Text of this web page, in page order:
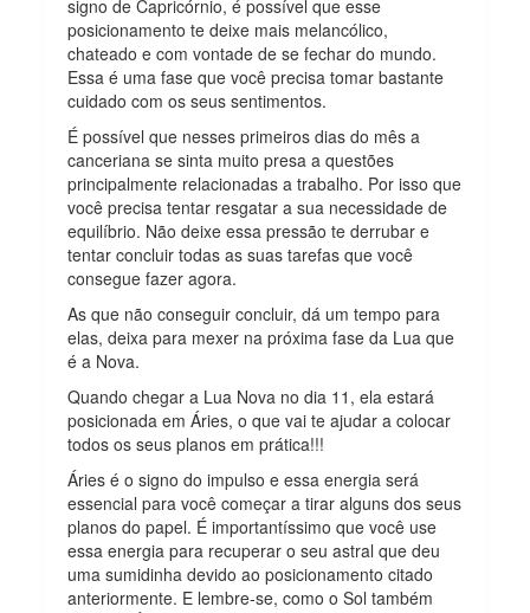
signo de Capricórnio, é possível que esse
posicionamento te deixe mais melancólico,
chateado e com vontade de se fechar do mundo.
Essa é uma fase que você precisa tomar bastante
cuidado com os seus sentimentos.
É possível que nesses primeiros dias do mês a
canceriana se sinta muito presa a questões
principalmente relacionadas a trabalho. Por isso que
você precisa tentar resgatar a sua necessidade de
equilíbrio. Não deixe essa pressão te derrubar e
tentar concluir todas as suas tarefas que você
consegue fazer agora.
As que não conseguir concluir, dá um tempo para
elas, deixa para mexer na próxima fase da Lua que
é a Nova.
Quando chegar a Lua Nova no dia 11, ela estará
posicionada em Áries, o que vai te ajudar a colocar
todos os seus planos em prática!!!
Áries é o signo do impulso e essa energia será
essencial para você começar a tirar alguns dos seus
planos do papel. É importantíssimo que você use
essa energia para recuperar o seu astral que deu
uma sumidinha devido ao posicionamento citado
anteriormente. E lembre-se, como o Sol também